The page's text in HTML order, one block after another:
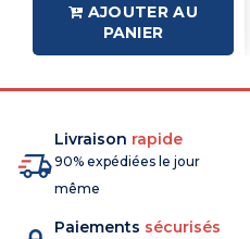
AJOUTER AU
PANIER
Livraison rapide
90% expédiées le jour
même
Paiements sécurisés